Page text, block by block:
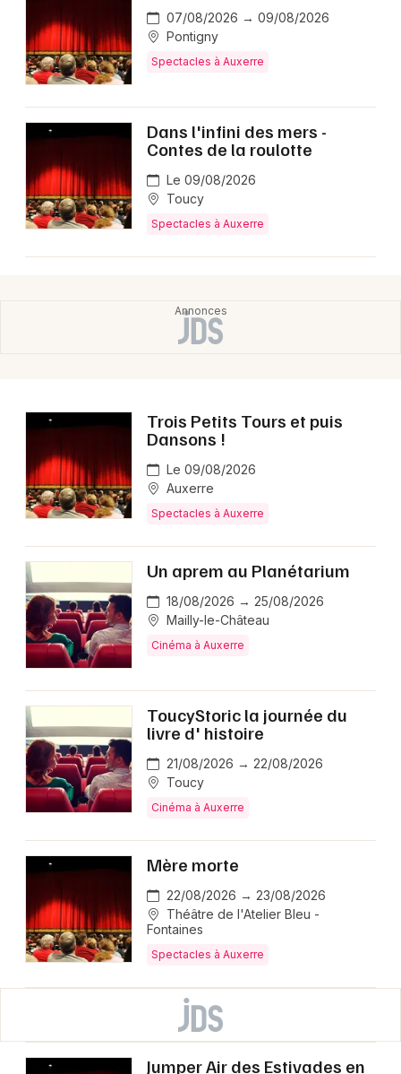
07/08/2026 → 09/08/2026
Pontigny
Spectacles à Auxerre
Dans l'infini des mers -
Contes de la roulotte
Le 09/08/2026
Toucy
Spectacles à Auxerre
Trois Petits Tours et puis
Dansons !
Le 09/08/2026
Auxerre
Spectacles à Auxerre
Un aprem au Planétarium
18/08/2026 → 25/08/2026
Mailly-le-Château
Cinéma à Auxerre
ToucyStoric la journée du
livre d' histoire
21/08/2026 → 22/08/2026
Toucy
Cinéma à Auxerre
Mère morte
22/08/2026 → 23/08/2026
Théâtre de l'Atelier Bleu -
Fontaines
Spectacles à Auxerre
Jumper Air des Estivades en